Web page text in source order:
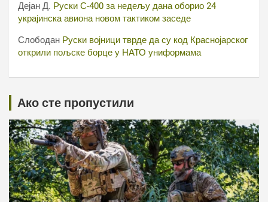
Дејан Д. Руски С-400 за недељу дана оборио 24
украјинска авиона новом тактиком заседе
Слободан Руски војници тврде да су код Краснојарског
открили пољске борце у НАТО униформама
Ако сте пропустили